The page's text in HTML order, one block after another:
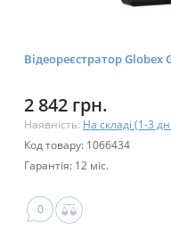
Відеореєстратор Globex
2 842 грн.
Наявність: На складі (1-3
Код товару: 1066434
Гарантія: 12 міс.
0